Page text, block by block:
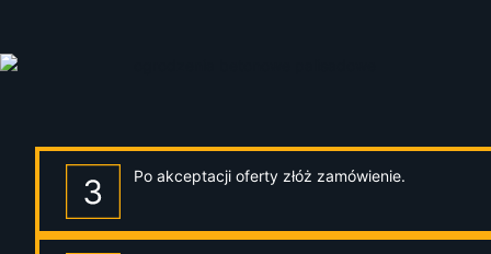
Po akceptacji oferty złóż zamówienie.